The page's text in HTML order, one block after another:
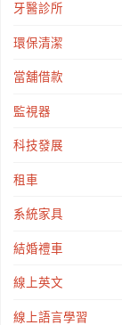
牙醫診所
環保清潔
當舖借款
監視器
科技發展
租車
系統家具
結婚禮車
線上英文
線上語言學習